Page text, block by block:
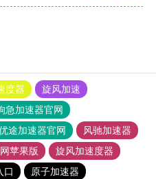
度器
旋风加速
急加速器官网
途加速器官网
风驰加速器
苹果版
旋风加速度器
口
原子加速器